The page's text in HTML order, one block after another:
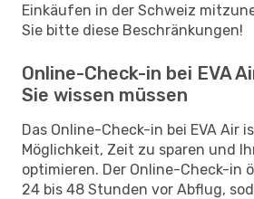
Einkäufen in der Schweiz
Sie bitte diese Beschränkungen!
Online-Check-in bei EVA
Sie wissen müssen
Das Online-Check-in bei EVA Air
Möglichkeit, Zeit zu sparen und
optimieren. Der Online-Check-in
24 bis 48 Stunden vor Abflug,